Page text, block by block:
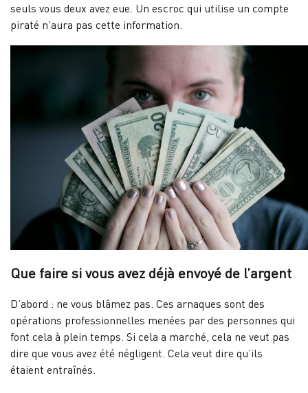
seuls vous deux avez eue. Un escroc qui utilise un compte
piraté n’aura pas cette information.
Que faire si vous avez déjà envoyé de l’argent
D’abord : ne vous blâmez pas. Ces arnaques sont des
opérations professionnelles menées par des personnes qui
font cela à plein temps. Si cela a marché, cela ne veut pas
dire que vous avez été négligent. Cela veut dire qu’ils
étaient entraînés.